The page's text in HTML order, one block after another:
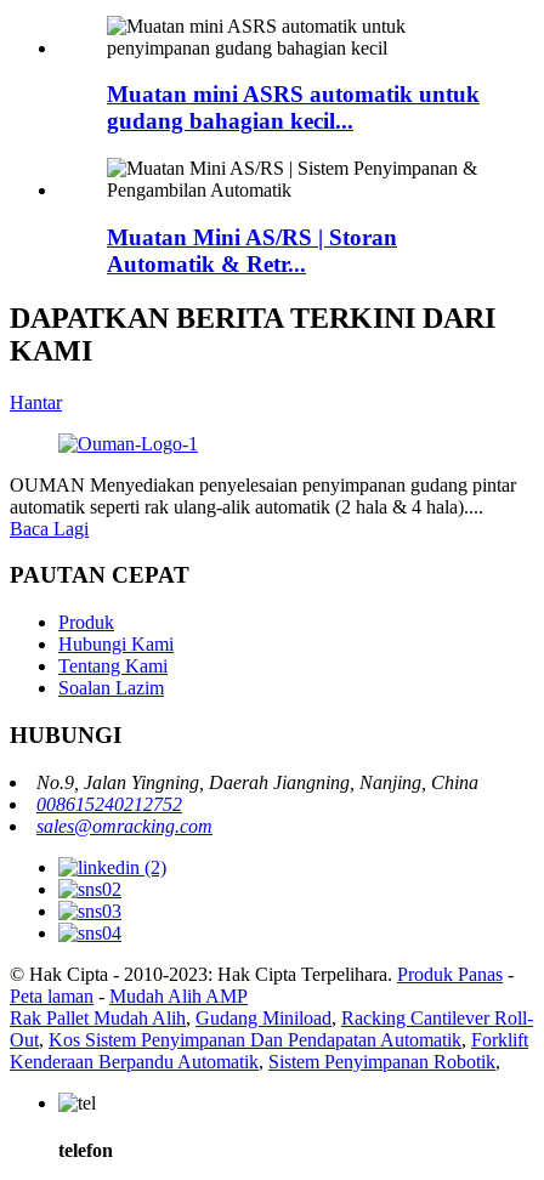
Muatan mini ASRS automatik untuk
gudang bahagian kecil...
Muatan Mini AS/RS | Storan
Automatik & Retr...
DAPATKAN BERITA TERKINI DARI
KAMI
Hantar
OUMAN Menyediakan penyelesaian penyimpanan gudang pintar
automatik seperti rak ulang-alik automatik (2 hala & 4 hala)....
Baca Lagi
PAUTAN CEPAT
Produk
Hubungi Kami
Tentang Kami
Soalan Lazim
HUBUNGI
No.9, Jalan Yingning, Daerah Jiangning, Nanjing, China
008615240212752
sales@omracking.com
© Hak Cipta - 2010-2023: Hak Cipta Terpelihara. Produk Panas -
Peta laman - Mudah Alih AMP
Rak Pallet Mudah Alih, Gudang Miniload, Racking Cantilever Roll-
Out, Kos Sistem Penyimpanan Dan Pendapatan Automatik, Forklift
Kenderaan Berpandu Automatik, Sistem Penyimpanan Robotik,
telefon